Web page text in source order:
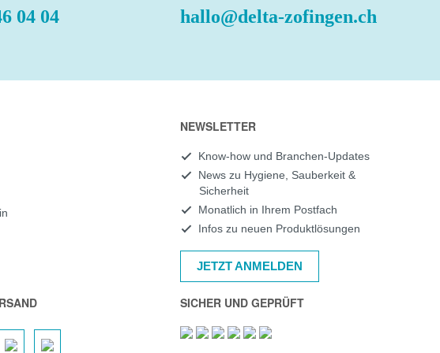
04 04 hallo@delta-zofingen.ch
NEWSLETTER
Know-how und Branchen-Updates
News zu Hygiene, Sauberkeit &
Sicherheit
Monatlich in Ihrem Postfach
Infos zu neuen Produktlösungen
JETZT ANMELDEN
SICHER UND GEPRÜFT